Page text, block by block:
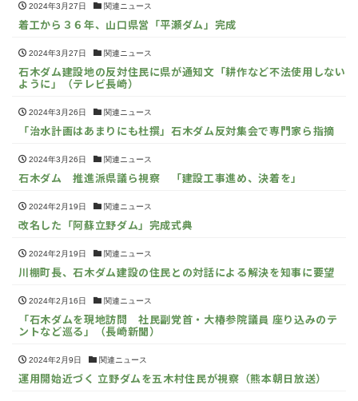
2024年3月27日 関連ニュース
着工から３６年、山口県営「平瀬ダム」完成
2024年3月27日 関連ニュース
石木ダム建設地の反対住民に県が通知文「耕作など不法使用しない
ように」（テレビ長崎）
2024年3月26日 関連ニュース
「治水計画はあまりにも杜撰」石木ダム反対集会で専門家ら指摘
2024年3月26日 関連ニュース
石木ダム 推進派県議ら視察 「建設工事進め、決着を」
2024年2月19日 関連ニュース
改名した「阿蘇立野ダム」完成式典
2024年2月19日 関連ニュース
川棚町長、石木ダム建設の住民との対話による解決を知事に要望
2024年2月16日 関連ニュース
「石木ダムを現地訪問 社民副党首・大椿参院議員 座り込みのテ
ントなど巡る」（長崎新聞）
2024年2月9日 関連ニュース
運用開始近づく 立野ダムを五木村住民が視察（熊本朝日放送）